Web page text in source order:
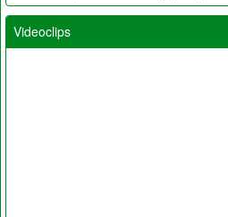
Videoclips